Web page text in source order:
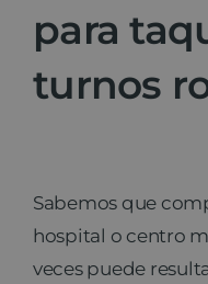
para
turnos
Sabemos que
hospital o centro
veces puede